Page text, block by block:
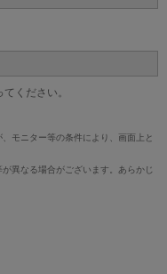
ください。
モニター等の条件により、画面上と
異なる場合がございます。あらかじ